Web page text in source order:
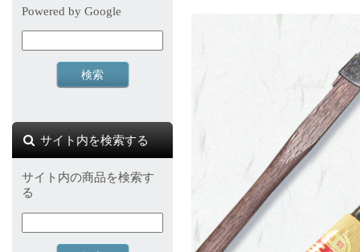
Powered by Google
サイト内を検索する
サイト内の商品を検索す
る